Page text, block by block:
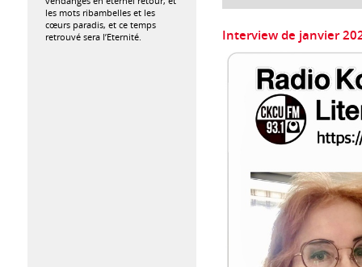
les mots ribambelles et les
cœurs paradis, et ce temps
retrouvé sera l’Eternité.
Interview de janvier